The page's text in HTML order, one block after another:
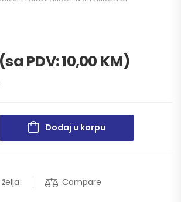
(sa PDV:10,00 KM)
Dodaj u korpu
Compare